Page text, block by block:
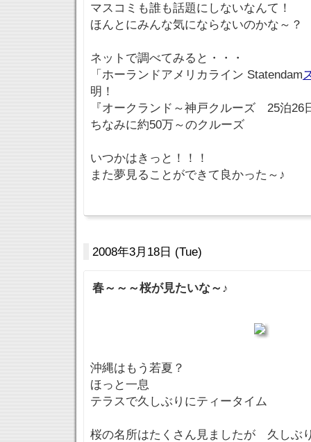
マスコミも誰も話題にしないなんて！
ほんとにみんな気にならないのかな～？
ネットで調べてみると・・・
「ホーランドアメリカライン Statendam
明！
『オークランド～神戸クルーズ 25泊26
ちなみに約50万～のクルーズ
いつかはきっと！！！
また夢見ることができて良かった～♪
2008年3月18日 (Tue)
春～～～桜が見たいな～♪
沖縄はもう若夏？
ほっと一息
テラスで久しぶりにティータイム
桜の名所はたくさん見ましたが 久しぶ